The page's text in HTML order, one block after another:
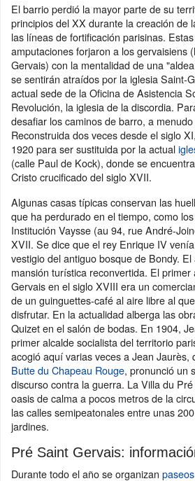
El barrio perdió la mayor parte de su
principios del XX durante la creación de
las líneas de fortificación parisinas.
amputaciones forjaron a los gervaisiens
Gervais) con la mentalidad de una
se sentirán atraídos por la iglesia Saint-
actual sede de la Oficina de Asistencia
Revolución, la iglesia de la discordia.
desafiar los caminos de barro, a
Reconstruida dos veces desde el siglo
1920 para ser sustituida por la actual
(calle Paul de Kock), donde se
Cristo crucificado del siglo XVII.
Algunas casas típicas conservan las
que ha perdurado en el tiempo, como
Institución Vaysse (au 94, rue André-
XVII. Se dice que el rey Enrique IV
vestigio del antiguo bosque de Bondy.
mansión turística reconvertida. El
Gervais en el siglo XVIII era un
de un guinguettes-café al aire libre al
disfrutar. En la actualidad alberga las
Quizet en el salón de bodas. En 1904,
primer alcalde socialista del territorio
acogió aquí varias veces a Jean Jaurès,
Butte du Chapeau Rouge, pronunció un
discurso contra la guerra. La Villa du
oasis de calma a pocos metros de la
las calles semipeatonales entre unas
jardines.
Pré Saint Gervais:
Durante todo el año se organizan